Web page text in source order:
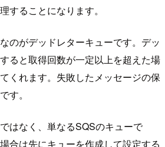
することになります。
のがデッドレターキューです。デッ
ると取得回数が一定以上を超えた場
くれます。失敗したメッセージの保
す。
はなく、単なるSQSのキューで
合は先にキューを作成して設定する